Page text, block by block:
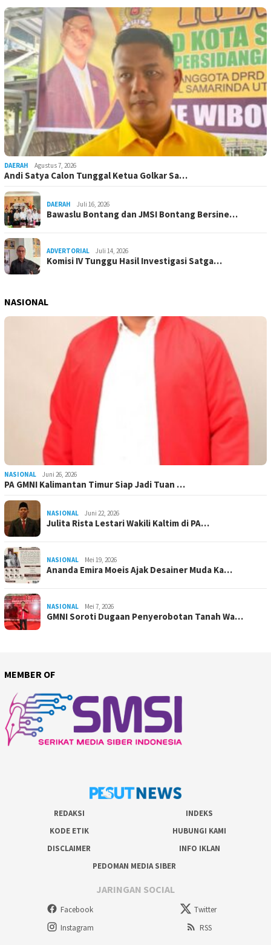
DAERAH Agustus 7, 2026
Andi Satya Calon Tunggal Ketua Golkar Sa…
DAERAH Juli 16, 2026
Bawaslu Bontang dan JMSI Bontang Bersine…
ADVERTORIAL Juli 14, 2026
Komisi IV Tunggu Hasil Investigasi Satga…
NASIONAL
NASIONAL Juni 26, 2026
PA GMNI Kalimantan Timur Siap Jadi Tuan …
NASIONAL Juni 22, 2026
Julita Rista Lestari Wakili Kaltim di PA…
NASIONAL Mei 19, 2026
Ananda Emira Moeis Ajak Desainer Muda Ka…
NASIONAL Mei 7, 2026
GMNI Soroti Dugaan Penyerobotan Tanah Wa…
MEMBER OF
REDAKSI
INDEKS
KODE ETIK
HUBUNGI KAMI
DISCLAIMER
INFO IKLAN
PEDOMAN MEDIA SIBER
JARINGAN SOCIAL
Facebook
Twitter
Instagram
RSS